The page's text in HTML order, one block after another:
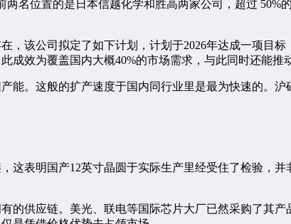
名位置的是日本信越化学和胜高两家公司，超过
，该公司拟定了如下计划，计划于2026年达成一项目
成效为覆盖国内大概40%的市场需求，与此同时还能推
能。这般的扩产速度于国内同行业里是最为快速的。
这表明国产12英寸晶圆于实际生产里经受住了检验，
的供应链。美光、联电等国际芯片大厂已然采购了其